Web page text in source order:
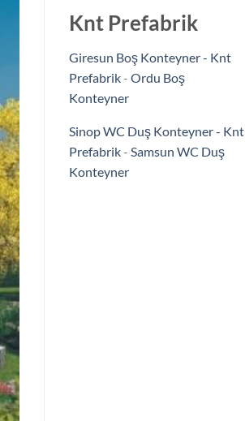
Knt Prefabrik
Giresun Boş Konteyner - Knt
Prefabrik- Ordu Boş
Konteyner
Sinop WC Duş Konteyner - Knt
Prefabrik- Samsun WC Duş
Konteyner